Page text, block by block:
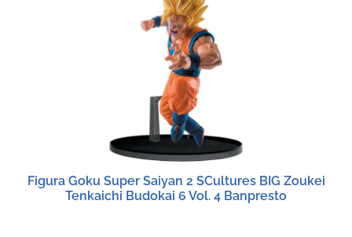
Figura Goku Super Saiyan 2 SCultures BIG Zoukei
Tenkaichi Budokai 6 Vol. 4 Banpresto